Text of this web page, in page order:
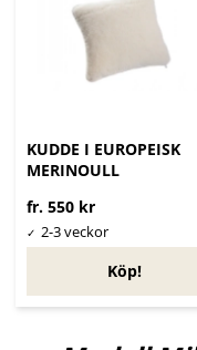
KUDDE I EUROPEISK
MERINOULL
fr. 550 kr
Köp!